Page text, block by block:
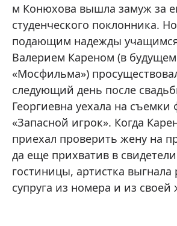
м Конюхова вышла замуж за
студенческого поклонника.
подающим надежды
Валерием Кареном (в
«Мосфильма»)
следующий день после
Георгиевна уехала на съемки
«Запасной игрок». Когда
приехал проверить жену на
да еще прихватив в
гостиницы, артистка выгнала
супруга из номера и из своей